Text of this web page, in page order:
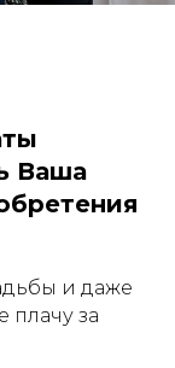
Ваша
и даже
плачу за